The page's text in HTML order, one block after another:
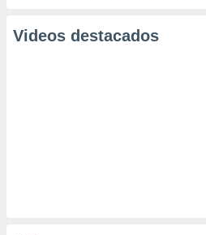
Videos destacados